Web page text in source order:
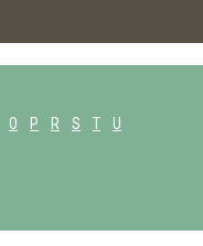
O P R S T U